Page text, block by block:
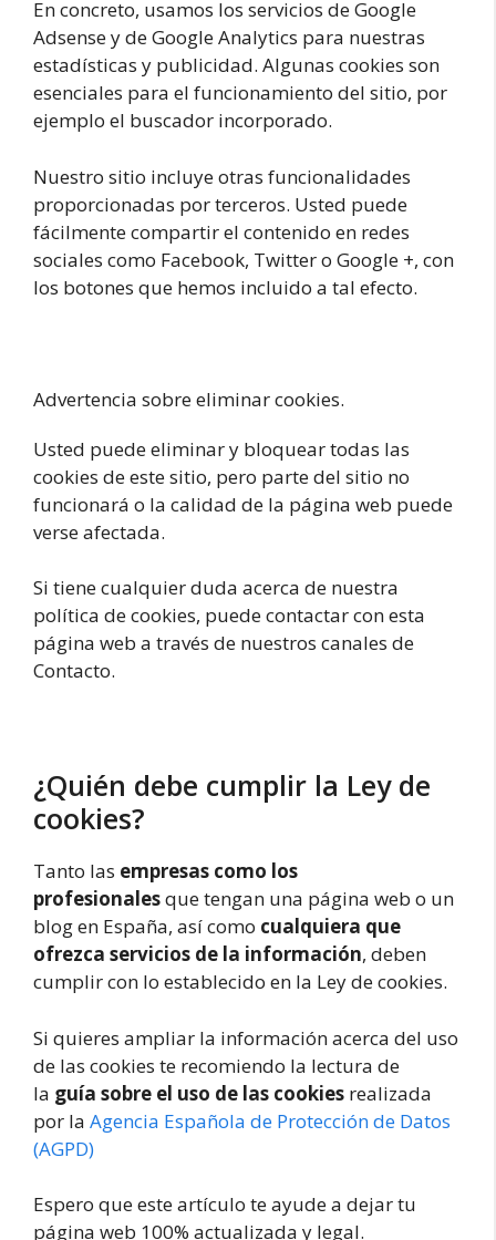
En concreto, usamos los servicios de Google
Adsense y de Google Analytics para nuestras
estadísticas y publicidad. Algunas cookies son
esenciales para el funcionamiento del sitio, por
ejemplo el buscador incorporado.
Nuestro sitio incluye otras funcionalidades
proporcionadas por terceros. Usted puede
fácilmente compartir el contenido en redes
sociales como Facebook, Twitter o Google +, con
los botones que hemos incluido a tal efecto.
Advertencia sobre eliminar cookies.
Usted puede eliminar y bloquear todas las
cookies de este sitio, pero parte del sitio no
funcionará o la calidad de la página web puede
verse afectada.
Si tiene cualquier duda acerca de nuestra
política de cookies, puede contactar con esta
página web a través de nuestros canales de
Contacto.
¿Quién debe cumplir la Ley de
cookies?
Tanto las empresas como los
profesionalesque tengan una página web o un
blog en España, así como cualquiera que
ofrezca servicios de la información, deben
cumplir con lo establecido en la Ley de cookies.
Si quieres ampliar la información acerca del uso
de las cookies te recomiendo la lectura de
la guía sobre el uso de las cookies realizada
por la Agencia Española de Protección de Datos
(AGPD)
Espero que este artículo te ayude a dejar tu
página web 100% actualizada y legal.